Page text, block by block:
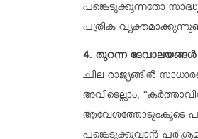
പങ്കെടുക്കുന്നതോ
പത്രിക
4. തുറന്ന ദേവാലയങ്ങൾ
ചില രാജ്യങ്ങിൽ
അവിടെല്ലാം,
ആവേശത്തോടുംകൂടെ
പങ്കെടുക്കുവാൻ